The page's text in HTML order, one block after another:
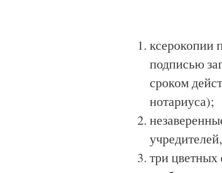
ксерокопии
подписью
сроком
нотариуса);
учредителей,
три